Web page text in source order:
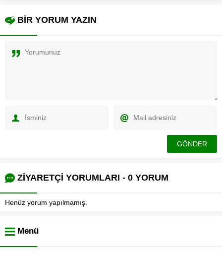
BİR YORUM YAZIN
ZİYARETÇİ YORUMLARI - 0 YORUM
Henüz yorum yapılmamış.
Menü